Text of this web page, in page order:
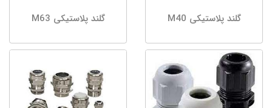
گلند پلاستیکی M40 گلند پلاستیکی M63